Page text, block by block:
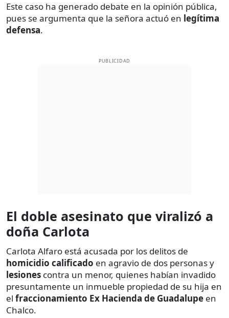
Este caso ha generado debate en la opinión pública,
pues se argumenta que la señora actuó en legítima
defensa.
PUBLICIDAD
El doble asesinato que viralizó a
doña Carlota
Carlota Alfaro está acusada por los delitos de
homicidio calificado en agravio de dos personas y
lesiones contra un menor, quienes habían invadido
presuntamente un inmueble propiedad de su hija en
el fraccionamiento Ex Hacienda de Guadalupe en
Chalco.